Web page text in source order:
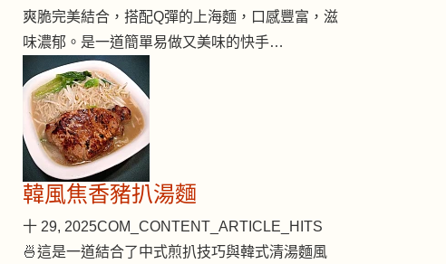
爽脆完美結合，搭配Q彈的上海麵，口感豐富，滋
味濃郁。是一道簡單易做又美味的快手…
韓風焦香豬扒湯麵
十 29, 2025COM_CONTENT_ARTICLE_HITS
🍜這是一道結合了中式煎扒技巧與韓式清湯麵風